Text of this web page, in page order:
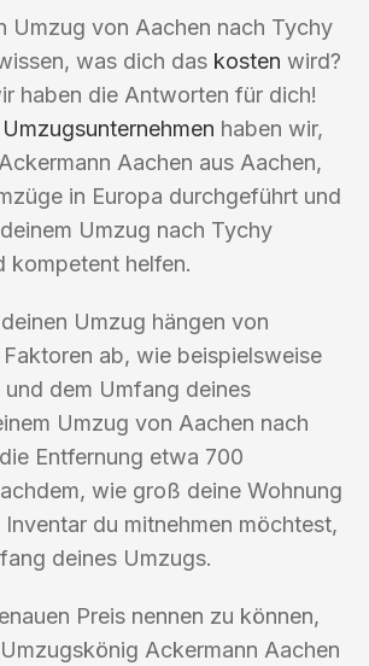
Umzug von Aachen nach Tychy
was dich das kosten wird?
haben die Antworten für dich!
Umzugsunternehmen haben wir,
Aachen aus Aachen,
in Europa durchgeführt und
Umzug nach Tychy
kompetent helfen.
Umzug hängen von
ab, wie beispielsweise
und dem Umfang deines
Umzug von Aachen nach
Entfernung etwa 700
wie groß deine Wohnung
du mitnehmen möchtest,
deines Umzugs.
Preis nennen zu können,
Ackermann Aachen